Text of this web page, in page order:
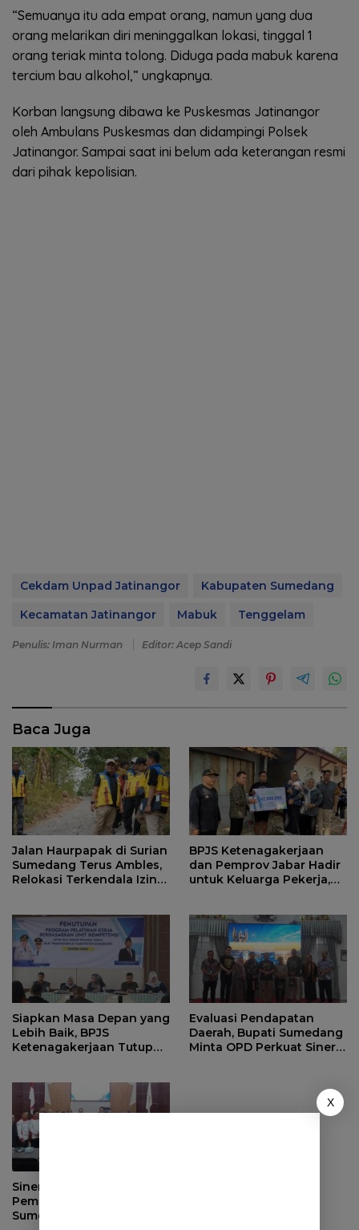
“Semuanya itu ada empat orang, namun yang dua
orang melarikan diri meninggalkan lokasi, tinggal 1
orang teriak minta tolong. Diduga pada mabuk karena
tercium bau alkohol,” ungkapnya.
Korban langsung dibawa ke Puskesmas Jatinangor
oleh Ambulans Puskesmas dan didampingi Polsek
Jatinangor. Sampai saat ini belum ada keterangan resmi
dari pihak kepolisian.
Cekdam Unpad Jatinangor
Kabupaten Sumedang
Kecamatan Jatinangor
Mabuk Tenggelam
Penulis: Iman Nurman Editor: Acep Sandi
Baca Juga
Jalan Haurpapak di Surian
Sumedang Terus Ambles,
Relokasi Terkendala Izin
BPJS Ketenagakerjaan
dan Pemprov Jabar Hadir
untuk Keluarga Pekerja,
Siapkan Masa Depan yang
Lebih Baik, BPJS
Ketenagakerjaan Tutup
Evaluasi Pendapatan
Daerah, Bupati Sumedang
Minta OPD Perkuat Sinergi
Sinergi dengan
Pemerintah Desa, DPRD
Sumedang Fokus Awasi
X